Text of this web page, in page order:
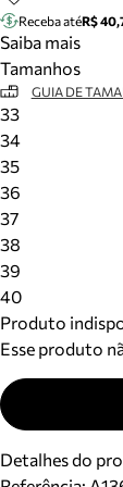
Receba atéR$
Saiba mais
Tamanhos
GUIA DE
33
34
35
36
37
38
39
40
Produto
Esse produto
Detalhes do